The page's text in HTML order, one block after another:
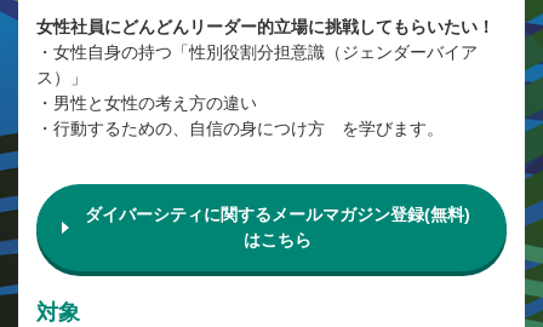
女性社員にどんどんリーダー的立場に挑戦してもらいたい！
・女性自身の持つ「性別役割分担意識（ジェンダーバイア
ス）」
・男性と女性の考え方の違い
・行動するための、自信の身につけ方 を学びます。
ダイバーシティに関するメールマガジン登録(無料)
はこちら
対象